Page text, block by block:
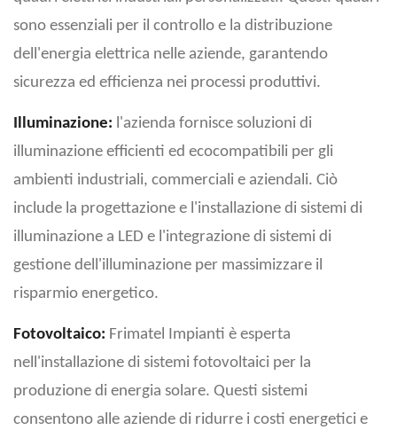
sono essenziali per il controllo e la distribuzione
dell'energia elettrica nelle aziende, garantendo
sicurezza ed efficienza nei processi produttivi.
Illuminazione: l'azienda fornisce soluzioni di
illuminazione efficienti ed ecocompatibili per gli
ambienti industriali, commerciali e aziendali. Ciò
include la progettazione e l'installazione di sistemi di
illuminazione a LED e l'integrazione di sistemi di
gestione dell'illuminazione per massimizzare il
risparmio energetico.
Fotovoltaico: Frimatel Impianti è esperta
nell'installazione di sistemi fotovoltaici per la
produzione di energia solare. Questi sistemi
consentono alle aziende di ridurre i costi energetici e